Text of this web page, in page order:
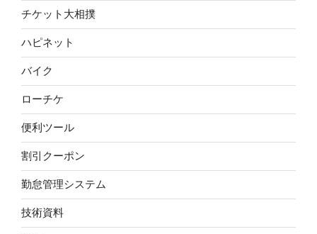
チケット大相撲
ハピネット
バイク
ローチケ
便利ツール
割引クーポン
勤怠管理システム
技術資料